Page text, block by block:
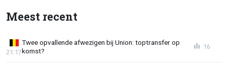
Meest recent
Twee opvallende afwezigen bij Union: toptransfer op
komst?
21:17
16